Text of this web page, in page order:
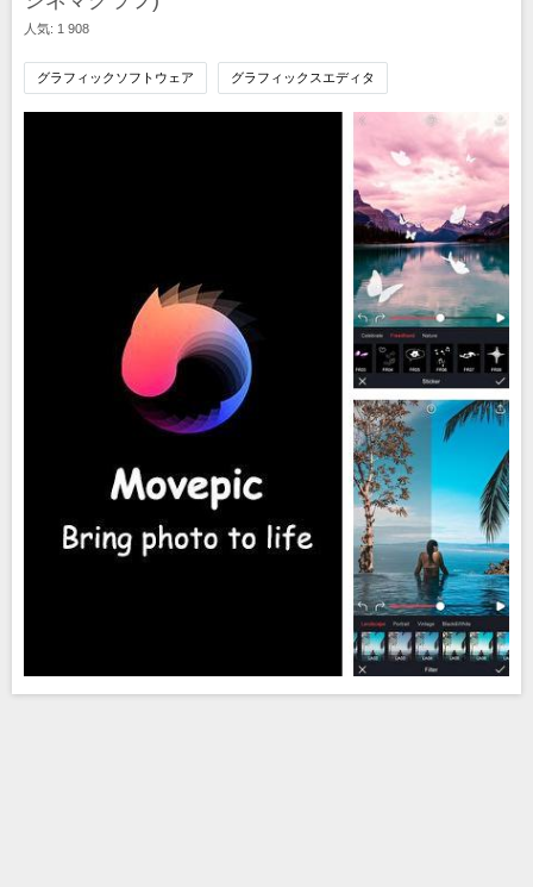
人気: 1 908
グラフィックソフトウェア グラフィックスエディタ